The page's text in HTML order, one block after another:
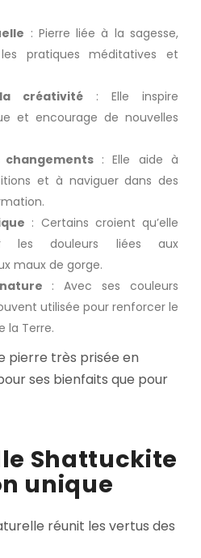
: Pierre liée à la sagesse,
pratiques méditatives et
créativité : Elle inspire
et encourage de nouvelles
: Elle aide à
et à naviguer dans des
: Certains croient qu’elle
les douleurs liées aux
maux de gorge.
: Avec ses couleurs
utilisée pour renforcer le
la Terre.
pierre très prisée en
ses bienfaits que pour
Shattuckite
unique
réunit les vertus des